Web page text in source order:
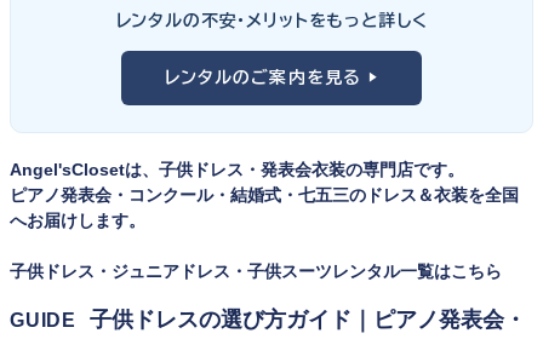
① サイズは"ジャストフィット"を選ぶ
舞台上で最も美しく見えるのは、お子様の体にきちんと合ったサ
イズのドレス・スーツです。「大きめを買って長く着せたい」という
何よりお子様を輝かせます。レンタルなら、その時のジャストサイ
ズを遠慮なく選べるのが最大のメリット。胸囲・身丈の正しい測り
② 舞台で映える色・楽器に合うデザインを選ぶ
向け、スリーピーススーツやベストスタイルは合唱・アンサンブル向
けと、シーンで使い分けるのがおすすめです。詳しくは
ツ・タキシード一覧
レンタルの不安・メリットをもっと詳しく
レンタルのご案内を見る ▶
Angel'sClosetは、子供ドレス・発表会衣装の専門店です。
ピアノ発表会・コンクール・結婚式・七五三のドレス＆衣装を全国
へお届けします。
子供ドレス・ジュニアドレス・子供スーツレンタル一覧はこちら
GUIDE
子供ドレスの選び方ガイド｜ピアノ発表会・